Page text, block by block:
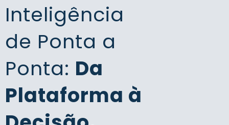
Inteligência
de Ponta a
Ponta: Da
Plataforma à